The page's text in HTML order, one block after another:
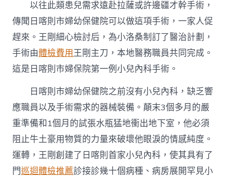
以往此類患兒需求遠赴拉薩或許邊疆才幹手術，
傳聞日喀則市婦幼保健院可以做這項手術，一家人促
趕來。王剛細心檢討后，為小洛桑制訂了醫治計劃，
手術由體檢費用王剛主刀，本地醫務職員共同完成。
這是日喀則市婦保院第一例小兒內科手術。
日喀則市婦幼保健院之前沒有小兒內科，缺乏響
應職員以及手術需求的器械裝備。顛末3個多月的嚴
重準備和1個月的試張水瓶猛地衝出地下室，他必須
阻止牛土豪用物質的力量來破壞他眼淚的情感純度。
運轉，王剛創建了日喀則首家小兒內科，使其具有了
門巡迴體檢推薦診接診幾十個病種、病房展開罕見小